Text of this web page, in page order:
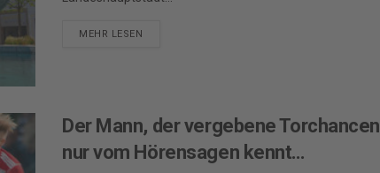
MEHR LESEN
Der Mann, der vergebene Torchancen
nur vom Hörensagen kennt…